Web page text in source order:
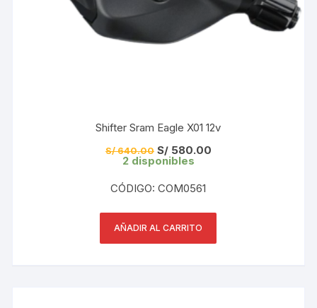
Shifter Sram Eagle X01 12v
S/640.00 El
precio
S/ 640.00.
S/580.00El
2 disponibles
CÓDIGO: COM0561
AÑADIR AL CARRITO